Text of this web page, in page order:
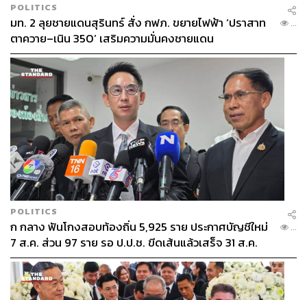
POLITICS
มท. 2 ลุยชายแดนสุรินทร์ สั่ง กฟภ. ขยายไฟฟ้า ‘ปราสาท
ตาควาย–เนิน 350’ เสริมความมั่นคงชายแดน
...
POLITICS
ก กลาง ฟันโกงสอบท้องถิ่น 5,925 ราย ประกาศบัญชีใหม่
7 ส.ค. ส่วน 97 ราย รอ ป.ป.ช. ขีดเส้นแล้วเสร็จ 31 ส.ค.
...